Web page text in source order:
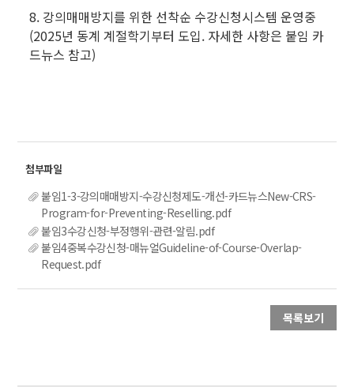
8. 강의매매방지를 위한 선착순 수강신청시스템 운영중
(2025년 동계 계절학기부터 도입. 자세한 사항은 붙임 카
드뉴스 참고)
붙임1-3-강의매매방지-수강신청제도-개선-카드뉴스New-CRS-
Program-for-Preventing-Reselling.pdf
붙임3수강신청-부정행위-관련-알림.pdf
붙임4중복수강신청-매뉴얼Guideline-of-Course-Overlap-
Request.pdf
목록보기